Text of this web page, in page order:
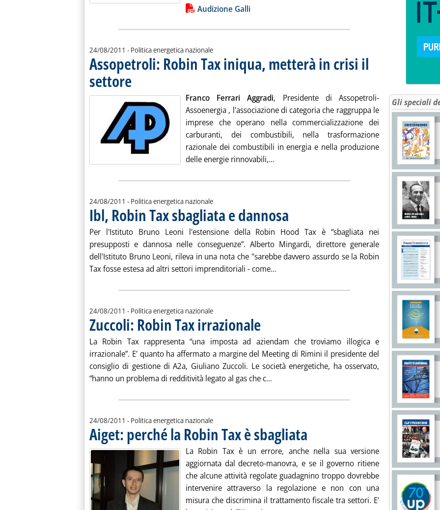
Lista allegati PDF alla notizia
Audizione Galli
24/08/2011 - Politica energetica nazionale
Assopetroli: Robin Tax iniqua, metterà in crisi il
settore . Pubblicata mercoledì 24 agosto 2011 alle 18.8.
Franco Ferrari Aggradi, Presidente di Assopetroli-
Assoenergia , l'associazione di categoria che raggruppa le
imprese che operano nella commercializzazione dei
carburanti, dei combustibili, nella trasformazione
razionale dei combustibili in energia e nella produzione
delle energie rinnovabili,... Leggi tutta la notizia: 'Assopetroli: Robin Tax
24/08/2011 - Politica energetica nazionale
Ibl, Robin Tax sbagliata e dannosa . Pubblicata mercoledì 24 agosto 2011 alle 17.36.
Per l'Istituto Bruno Leoni l'estensione della Robin Hood Tax è “sbagliata nei
presupposti e dannosa nelle conseguenze”. Alberto Mingardi, direttore generale
dell'Istituto Bruno Leoni, rileva in una nota che "sarebbe davvero assurdo se la Robin
Tax fosse estesa ad altri settori imprenditoriali - come... Leggi tutta la notizia: 'Ibl, Robin Tax sbagliata
24/08/2011 - Politica energetica nazionale
Zuccoli: Robin Tax irrazionale
La Robin Tax rappresenta “una imposta ad aziendam che troviamo illogica e
irrazionale”. E' quanto ha affermato a margine del Meeting di Rimini il presidente del
consiglio di gestione di A2a, Giuliano Zuccoli. Le società energetiche, ha osservato,
“hanno un problema di redditività legato al gas che c... Leggi tutta la notizia: 'Zuccoli: Robin Tax
24/08/2011 - Politica energetica nazionale
Aiget: perché la Robin Tax è sbagliata . Pubblicata mercoledì 24 agosto 2011 alle 16.23.
La Robin Tax è un errore, anche nella sua versione
aggiornata dal decreto-manovra, e se il governo ritiene
che alcune attività regolate guadagnino troppo dovrebbe
intervenire attraverso la regolazione e non con una
misura che discrimina il trattamento fiscale tra settori. E'
Gli speciali